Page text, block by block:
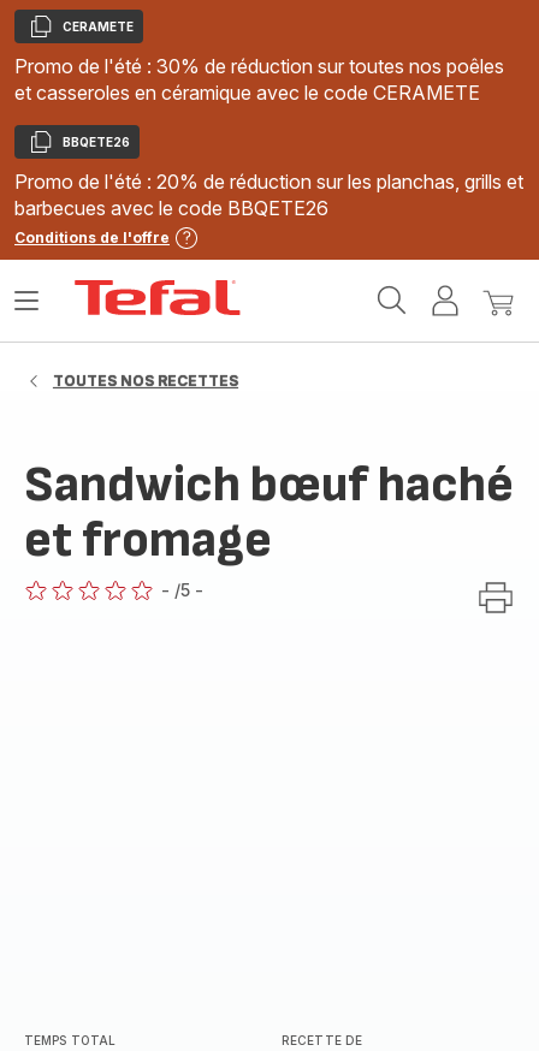
Copier
CERAMETE
Promo de l'été : 30% de réduction sur toutes nos poêles
et casseroles en céramique avec le code CERAMETE
Copier
BBQETE26
Promo de l'été : 20% de réduction sur les planchas, grills et
barbecues avec le code BBQETE26
Conditions de l'offre
MonMon
Ouvrir
TOUTES NOS RECETTES
Sandwich bœuf haché
et fromage
- /5 -
TEMPS TOTAL RECETTE DE